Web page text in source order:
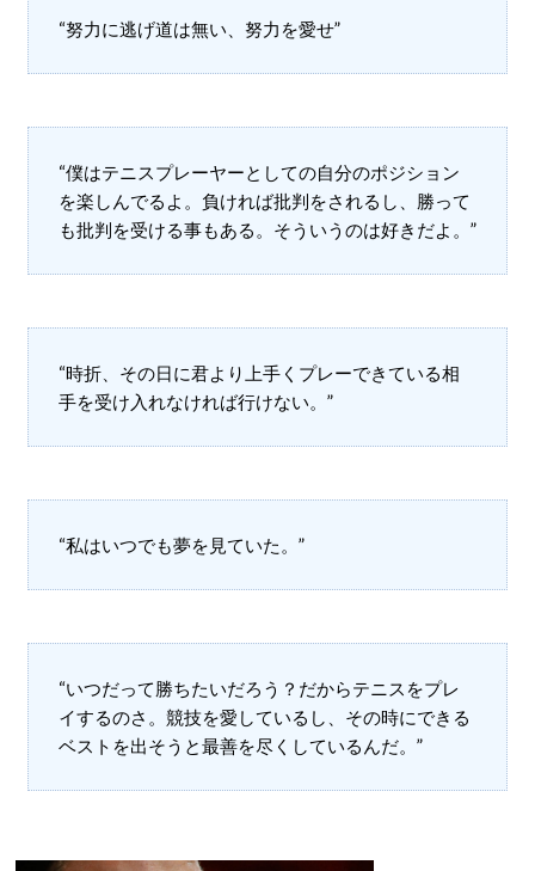
“努力に逃げ道は無い、努力を愛せ”
“僕はテニスプレーヤーとしての自分のポジション
を楽しんでるよ。負ければ批判をされるし、勝って
も批判を受ける事もある。そういうのは好きだよ。”
“時折、その日に君より上手くプレーできている相
手を受け入れなければ行けない。”
“私はいつでも夢を見ていた。”
“いつだって勝ちたいだろう？だからテニスをプレ
イするのさ。競技を愛しているし、その時にできる
ベストを出そうと最善を尽くしているんだ。”